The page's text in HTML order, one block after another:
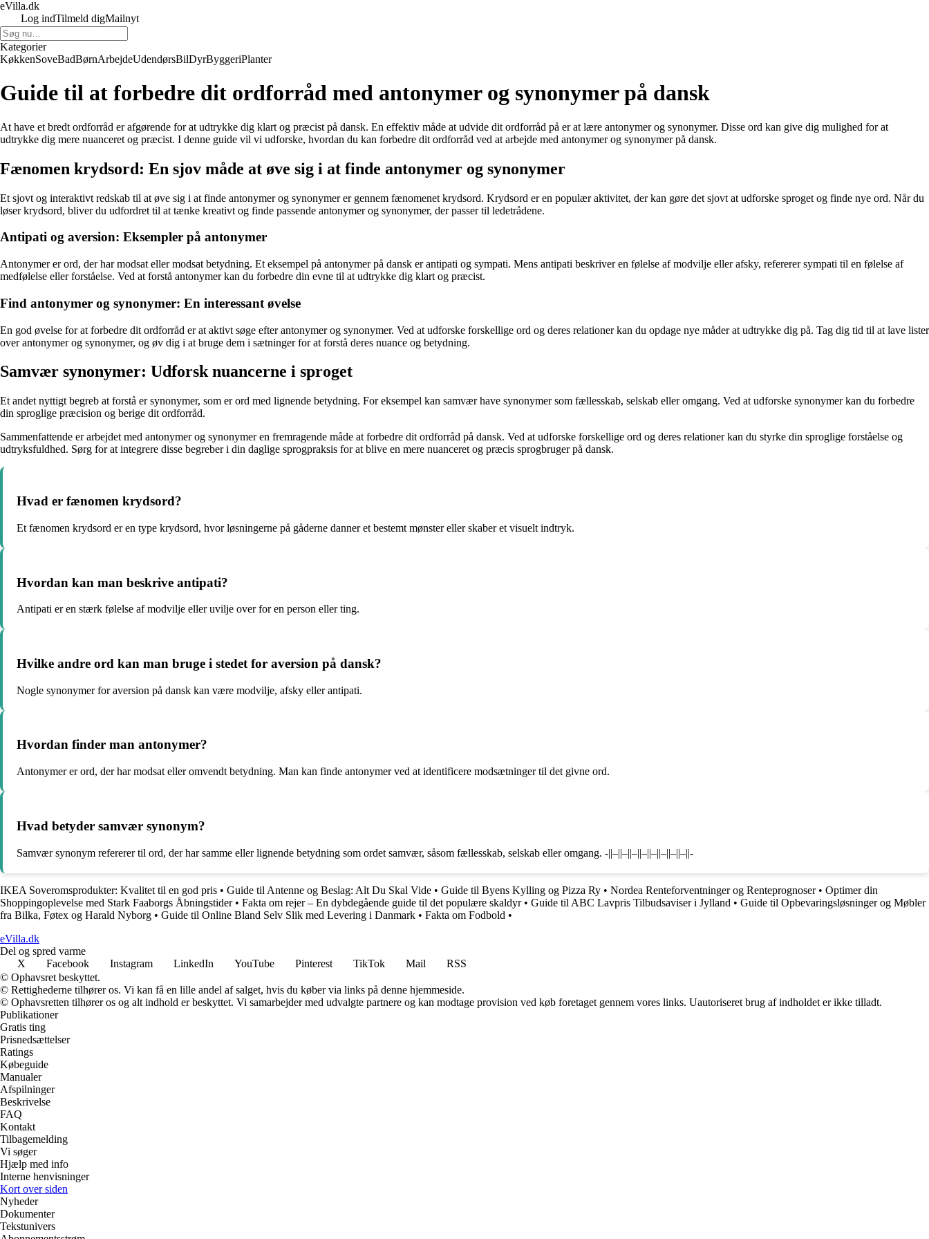
eVilla.dk
Log indTilmeld digMailnyt
Kategorier
KøkkenSoveBadBørnArbejdeUdendørsBilDyrByggeriPlanter
Guide til at forbedre dit ordforråd med antonymer og synonymer på dansk
At have et bredt ordforråd er afgørende for at udtrykke dig klart og præcist på dansk. En effektiv måde at udvide dit ordforråd på er at lære antonymer og synonymer. Disse ord kan give dig mulighed for at
udtrykke dig mere nuanceret og præcist. I denne guide vil vi udforske, hvordan du kan forbedre dit ordforråd ved at arbejde med antonymer og synonymer på dansk.
Fænomen krydsord: En sjov måde at øve sig i at finde antonymer og synonymer
Et sjovt og interaktivt redskab til at øve sig i at finde antonymer og synonymer er gennem fænomenet krydsord. Krydsord er en populær aktivitet, der kan gøre det sjovt at udforske sproget og finde nye ord. Når du
løser krydsord, bliver du udfordret til at tænke kreativt og finde passende antonymer og synonymer, der passer til ledetrådene.
Antipati og aversion: Eksempler på antonymer
Antonymer er ord, der har modsat eller modsat betydning. Et eksempel på antonymer på dansk er antipati og sympati. Mens antipati beskriver en følelse af modvilje eller afsky, refererer sympati til en følelse af
medfølelse eller forståelse. Ved at forstå antonymer kan du forbedre din evne til at udtrykke dig klart og præcist.
Find antonymer og synonymer: En interessant øvelse
En god øvelse for at forbedre dit ordforråd er at aktivt søge efter antonymer og synonymer. Ved at udforske forskellige ord og deres relationer kan du opdage nye måder at udtrykke dig på. Tag dig tid til at lave lister
over antonymer og synonymer, og øv dig i at bruge dem i sætninger for at forstå deres nuance og betydning.
Samvær synonymer: Udforsk nuancerne i sproget
Et andet nyttigt begreb at forstå er synonymer, som er ord med lignende betydning. For eksempel kan samvær have synonymer som fællesskab, selskab eller omgang. Ved at udforske synonymer kan du forbedre
din sproglige præcision og berige dit ordforråd.
Sammenfattende er arbejdet med antonymer og synonymer en fremragende måde at forbedre dit ordforråd på dansk. Ved at udforske forskellige ord og deres relationer kan du styrke din sproglige forståelse og
udtryksfuldhed. Sørg for at integrere disse begreber i din daglige sprogpraksis for at blive en mere nuanceret og præcis sprogbruger på dansk.
Hvad er fænomen krydsord?
Et fænomen krydsord er en type krydsord, hvor løsningerne på gåderne danner et bestemt mønster eller skaber et visuelt indtryk.
Hvordan kan man beskrive antipati?
Antipati er en stærk følelse af modvilje eller uvilje over for en person eller ting.
Hvilke andre ord kan man bruge i stedet for aversion på dansk?
Nogle synonymer for aversion på dansk kan være modvilje, afsky eller antipati.
Hvordan finder man antonymer?
Antonymer er ord, der har modsat eller omvendt betydning. Man kan finde antonymer ved at identificere modsætninger til det givne ord.
Hvad betyder samvær synonym?
Samvær synonym refererer til ord, der har samme eller lignende betydning som ordet samvær, såsom fællesskab, selskab eller omgang. -||–||–||–||–||–||–||–||–||-
IKEA Soveromsprodukter: Kvalitet til en god pris • Guide til Antenne og Beslag: Alt Du Skal Vide • Guide til Byens Kylling og Pizza Ry • Nordea Renteforventninger og Renteprognoser• Optimer din
Shoppingoplevelse med Stark Faaborgs Åbningstider• Fakta om rejer – En dybdegående guide til det populære skaldyr• Guide til ABC Lavpris Tilbudsaviser i Jylland • Guide til Opbevaringsløsninger og Møbler
fra Bilka, Føtex og Harald Nyborg • Guide til Online Bland Selv Slik med Levering i Danmark • Fakta om Fodbold •
eVilla.dk
Del og spred varme
X
Facebook Instagram LinkedIn YouTube Pinterest TikTok Mail
RSS
© Ophavsret beskyttet.
© Rettighederne tilhører os. Vi kan få en lille andel af salget, hvis du køber via links på denne hjemmeside.
© Ophavsretten tilhører os og alt indhold er beskyttet. Vi samarbejder med udvalgte partnere og kan modtage provision ved køb foretaget gennem vores links. Uautoriseret brug af indholdet er ikke tilladt.
Publikationer
Gratis ting
Prisnedsættelser
Ratings
Købeguide
Manualer
Afspilninger
Beskrivelse
FAQ
Kontakt
Tilbagemelding
Vi søger
Hjælp med info
Interne henvisninger
Kort over siden
Nyheder
Dokumenter
Tekstunivers